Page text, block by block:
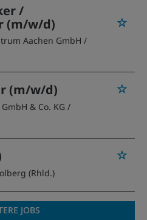
/
(m/w/d)
Aachen GmbH /
(m/w/d)
& Co. KG /
(Rhld.)
JOBS